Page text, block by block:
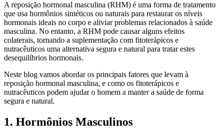
A reposição hormonal masculina (RHM) é uma forma de tratamento
que usa hormônios sintéticos ou naturais para restaurar os níveis
hormonais ideais no corpo e aliviar problemas relacionados à saúde
masculina. No entanto, a RHM pode causar alguns efeitos
colaterais, tornando a suplementação com fitoterápicos e
nutracêuticos uma alternativa segura e natural para tratar estes
desequilíbrios hormonais.
Neste blog vamos abordar os principais fatores que levam à
reposição hormonal masculina, e como os fitoterápicos e
nutracêuticos podem ajudar o homem a manter a saúde de forma
segura e natural.
1. Hormônios Masculinos